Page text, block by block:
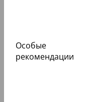
Особые
рекомендации